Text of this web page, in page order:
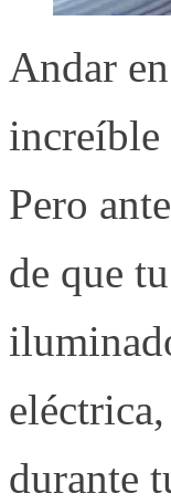
Andar
increíble
Pero
de que
durante